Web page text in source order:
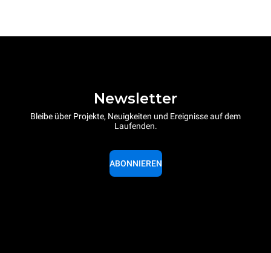
Newsletter
Bleibe über Projekte, Neuigkeiten und Ereignisse auf dem
Laufenden.
ABONNIEREN